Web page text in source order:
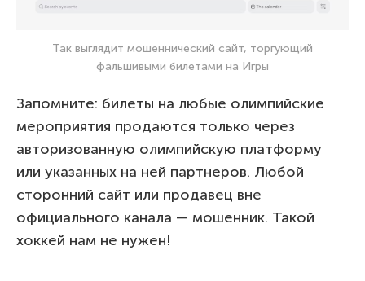
Так выглядит мошеннический сайт, торгующий
фальшивыми билетами на Игры
Запомните: билеты на любые олимпийские
мероприятия продаются только через
авторизованную олимпийскую платформу
или указанных на ней партнеров. Любой
сторонний сайт или продавец вне
официального канала — мошенник. Такой
хоккей нам не нужен!